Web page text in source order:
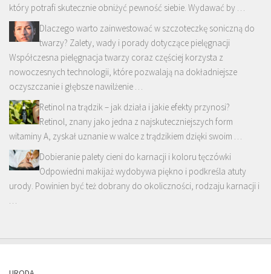
który potrafi skutecznie obniżyć pewność siebie. Wydawać by …
Dlaczego warto zainwestować w szczoteczkę soniczną do
twarzy? Zalety, wady i porady dotyczące pielęgnacji
Współczesna pielęgnacja twarzy coraz częściej korzysta z
nowoczesnych technologii, które pozwalają na dokładniejsze
oczyszczanie i głębsze nawilżenie …
Retinol na trądzik – jak działa i jakie efekty przynosi?
Retinol, znany jako jedna z najskuteczniejszych form
witaminy A, zyskał uznanie w walce z trądzikiem dzięki swoim …
Dobieranie palety cieni do karnacji i koloru tęczówki
Odpowiedni makijaż wydobywa piękno i podkreśla atuty
urody. Powinien być też dobrany do okoliczności, rodzaju karnacji i
…